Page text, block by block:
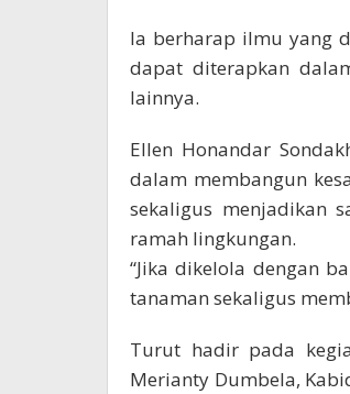
Ia berharap ilmu yang
dapat diterapkan
lainnya.
Ellen Honandar
dalam membangun
sekaligus menjadikan
ramah lingkungan.
“Jika dikelola dengan
tanaman sekaligus
Turut hadir pada
Merianty Dumbela,